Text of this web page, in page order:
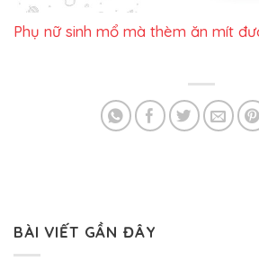
Phụ nữ sinh mổ mà thèm ăn mít
BÀI VIẾT GẦN ĐÂY